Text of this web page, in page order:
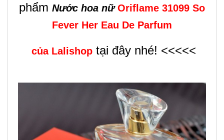
phẩm Nước hoa nữOriflame 31099 So
Fever Her Eau De Parfum
của Lalishoptại đây nhé! <<<<<